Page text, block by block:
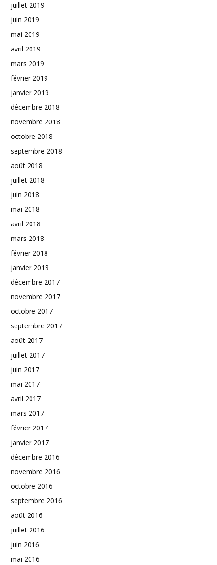
juillet 2019
juin 2019
mai 2019
avril 2019
mars 2019
février 2019
janvier 2019
décembre 2018
novembre 2018
octobre 2018
septembre 2018
août 2018
juillet 2018
juin 2018
mai 2018
avril 2018
mars 2018
février 2018
janvier 2018
décembre 2017
novembre 2017
octobre 2017
septembre 2017
août 2017
juillet 2017
juin 2017
mai 2017
avril 2017
mars 2017
février 2017
janvier 2017
décembre 2016
novembre 2016
octobre 2016
septembre 2016
août 2016
juillet 2016
juin 2016
mai 2016